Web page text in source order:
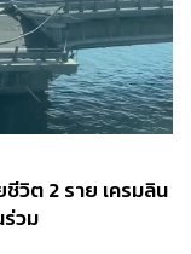
ชีวิต 2 ราย เครมลิน
วม